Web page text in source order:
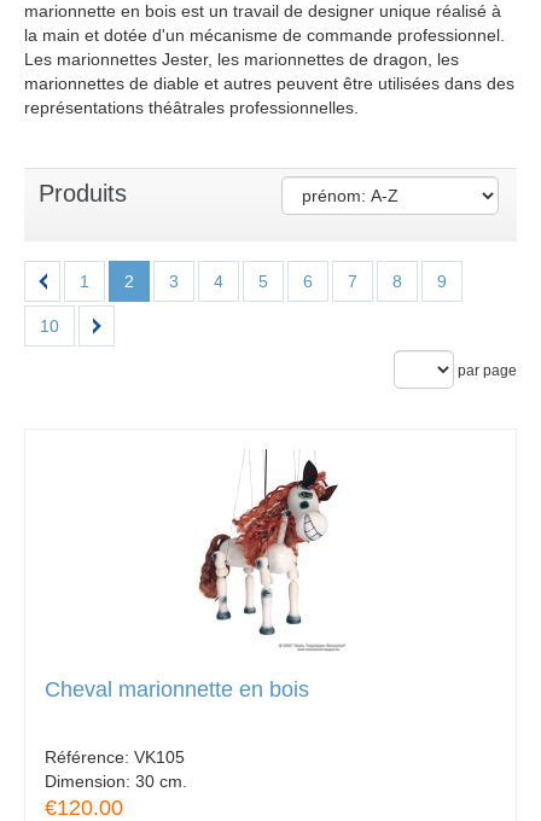
marionnette en bois est un travail de designer unique réalisé à
la main et dotée d'un mécanisme de commande professionnel.
Les marionnettes Jester, les marionnettes de dragon, les
marionnettes de diable et autres peuvent être utilisées dans des
représentations théâtrales professionnelles.
Produits
1 2 3 4 5 6 7 8 9
10
par page
Cheval marionnette en bois
Référence: VK105
Dimension: 30 cm.
€120.00